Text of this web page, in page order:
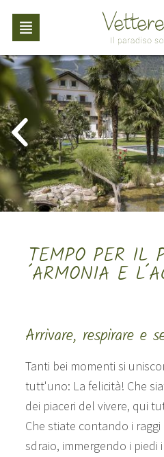
TEMPO PER IL
´ARMONIA E
Arrivare, respirare e
Tanti bei momenti si
tutt'uno: La felicità! Che
dei piaceri del vivere, qui
Che stiate contando i
sdraio, immergendo i piedi